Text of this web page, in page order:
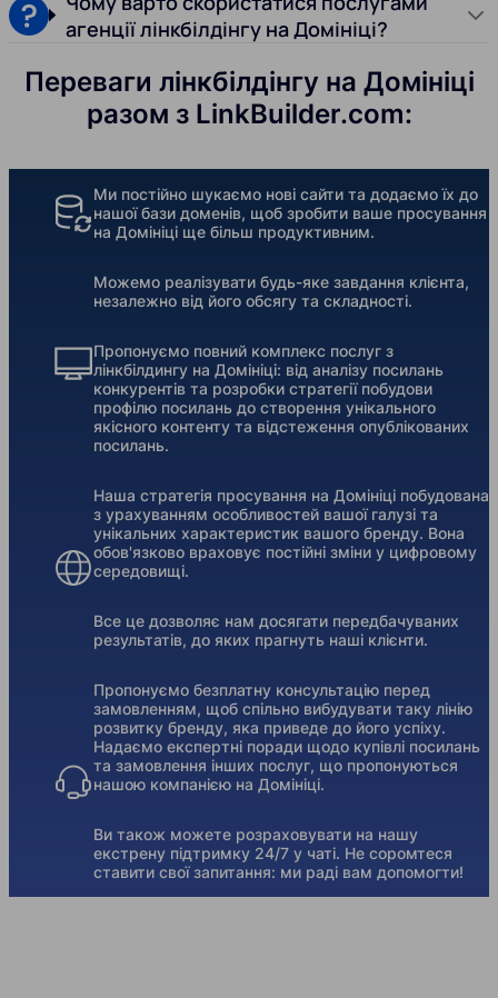
агенції лінкбілдінгу на Домініці?
Переваги лінкбілдінгу на Домініці
разом з LinkBuilder.com:
Ми постійно шукаємо нові сайти та додаємо їх до
нашої бази доменів, щоб зробити ваше просування
на Домініці ще більш продуктивним.
Можемо реалізувати будь-яке завдання клієнта,
незалежно від його обсягу та складності.
Пропонуємо повний комплекс послуг з
лінкбілдингу на Домініці: від аналізу посилань
конкурентів та розробки стратегії побудови
профілю посилань до створення унікального
якісного контенту та відстеження опублікованих
посилань.
Наша стратегія просування на Домініці побудована
з урахуванням особливостей вашої галузі та
унікальних характеристик вашого бренду. Вона
обов'язково враховує постійні зміни у цифровому
середовищі.
Все це дозволяє нам досягати передбачуваних
результатів, до яких прагнуть наші клієнти.
Пропонуємо безплатну консультацію перед
замовленням, щоб спільно вибудувати таку лінію
розвитку бренду, яка приведе до його успіху.
Надаємо експертні поради щодо купівлі посилань
та замовлення інших послуг, що пропонуються
нашою компанією на Домініці.
Ви також можете розраховувати на нашу
екстрену підтримку 24/7 у чаті. Не соромтеся
ставити свої запитання: ми раді вам допомогти!